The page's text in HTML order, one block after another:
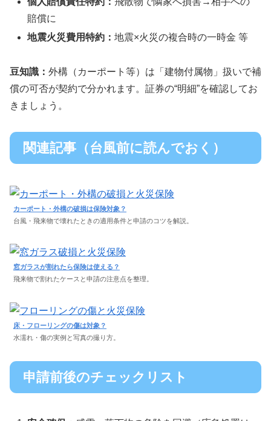
賠償に
地震火災費用特約：地震×火災の複合時の一時金 等
豆知識： 外構（カーポート等）は「建物付属物」扱いで補
償の可否が契約で分かれます。証券の“明細”を確認してお
きましょう。
関連記事（台風前に読んでおく）
カーポート・外構の破損は保険対象？
台風・飛来物で壊れたときの適用条件と申請のコツを解説。
窓ガラスが割れたら保険は使える？
飛来物で割れたケースと申請の注意点を整理。
床・フローリングの傷は対象？
水濡れ・傷の実例と写真の撮り方。
申請前後のチェックリスト